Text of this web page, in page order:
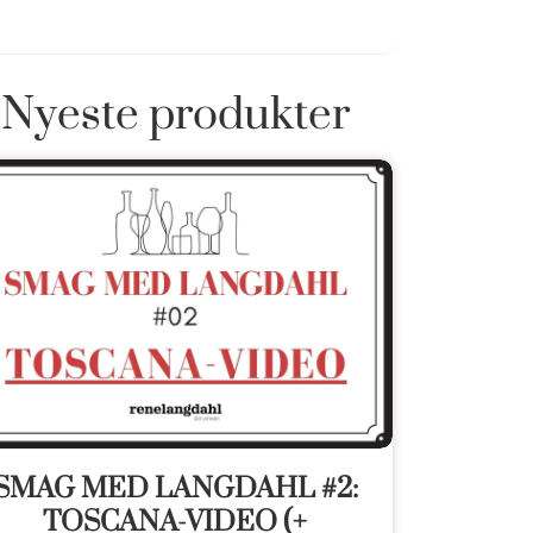
Nyeste produkter
MED LANGDAHL #2:
TOSCANA-VIDEO (+